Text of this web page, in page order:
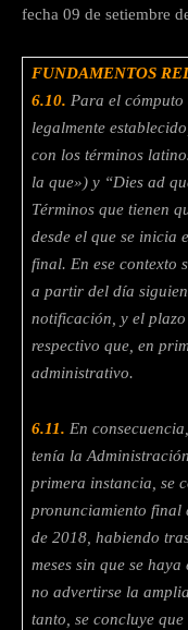
fecha 09 de setiembre
FUNDAMENTOS
6.10. Para el
legalmente
con los términos
la que») y “Dies ad
Términos que tienen
desde el que se inicia
final. En ese contexto
a partir del día
notificación, y el
respectivo que, en
administrativo.
6.11. En
tenía la
primera instancia, se
pronunciamiento final
de 2018, habiendo
meses sin que se
no advertirse la
tanto, se concluye